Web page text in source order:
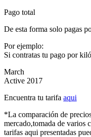
Pago total
De esta forma solo pagas
Por ejemplo:
Si contratas tu pago por
March
Active 2017
Encuentra tu tarifa aqui
*La comparación de
mercado,tomada de varios
tarifas aqui presentadas